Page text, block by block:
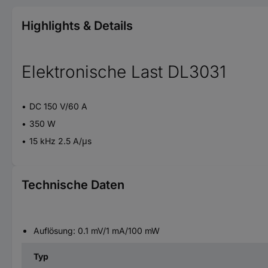
Highlights & Details
Elektronische Last DL3031
DC 150 V/60 A
350 W
15 kHz 2.5 A/μs
Technische Daten
Auflösung: 0.1 mV/1 mA/100 mW
Typ